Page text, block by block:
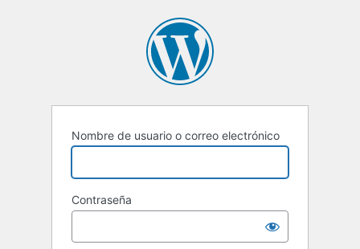
Nombre de usuario o correo electrónico
Contraseña